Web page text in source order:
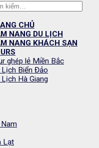
CHỦ
NANG DU LỊCH
NANG KHÁCH SẠN
ghép lẻ Miền Bắc
Lịch Biển Đảo
Lịch Hà Giang
Lạt